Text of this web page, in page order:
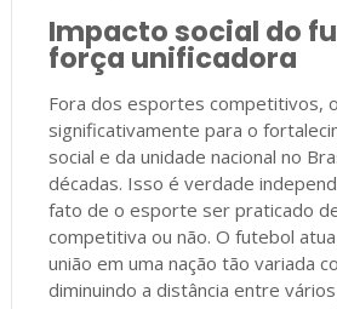
Impacto social do
força unificadora
Fora dos esportes competitivos,
significativamente para o
social e da unidade nacional no
décadas. Isso é verdade
fato de o esporte ser praticado
competitiva ou não. O futebol
união em uma nação tão variada
diminuindo a distância entre